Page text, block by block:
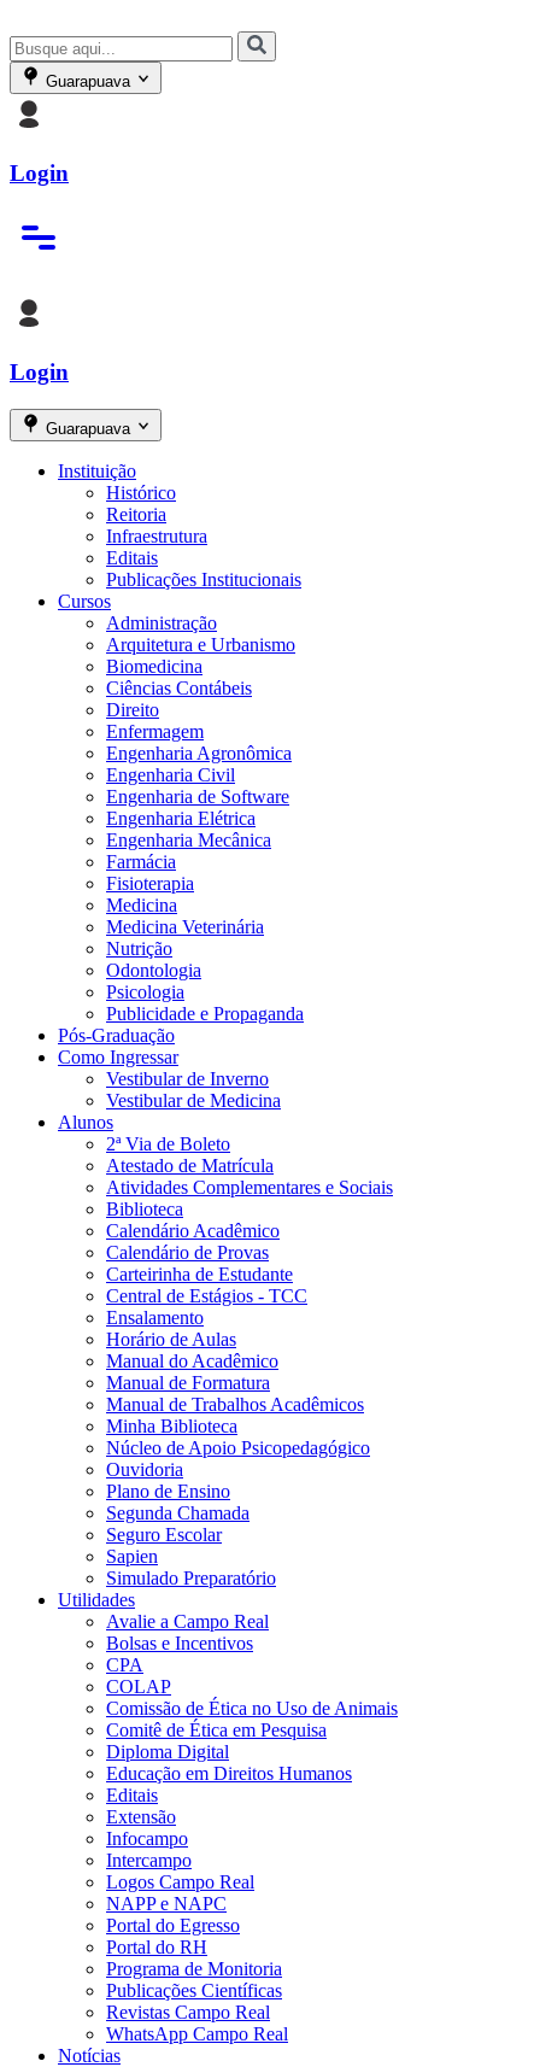
Guarapuava
Login
Login
Guarapuava
Instituição
Histórico
Reitoria
Infraestrutura
Editais
Publicações Institucionais
Cursos
Administração
Arquitetura e Urbanismo
Biomedicina
Ciências Contábeis
Direito
Enfermagem
Engenharia Agronômica
Engenharia Civil
Engenharia de Software
Engenharia Elétrica
Engenharia Mecânica
Farmácia
Fisioterapia
Medicina
Medicina Veterinária
Nutrição
Odontologia
Psicologia
Publicidade e Propaganda
Pós-Graduação
Como Ingressar
Vestibular de Inverno
Vestibular de Medicina
Alunos
2ª Via de Boleto
Atestado de Matrícula
Atividades Complementares e Sociais
Biblioteca
Calendário Acadêmico
Calendário de Provas
Carteirinha de Estudante
Central de Estágios - TCC
Ensalamento
Horário de Aulas
Manual do Acadêmico
Manual de Formatura
Manual de Trabalhos Acadêmicos
Minha Biblioteca
Núcleo de Apoio Psicopedagógico
Ouvidoria
Plano de Ensino
Segunda Chamada
Seguro Escolar
Sapien
Simulado Preparatório
Utilidades
Avalie a Campo Real
Bolsas e Incentivos
CPA
COLAP
Comissão de Ética no Uso de Animais
Comitê de Ética em Pesquisa
Diploma Digital
Educação em Direitos Humanos
Editais
Extensão
Infocampo
Intercampo
Logos Campo Real
NAPP e NAPC
Portal do Egresso
Portal do RH
Programa de Monitoria
Publicações Científicas
Revistas Campo Real
WhatsApp Campo Real
Notícias